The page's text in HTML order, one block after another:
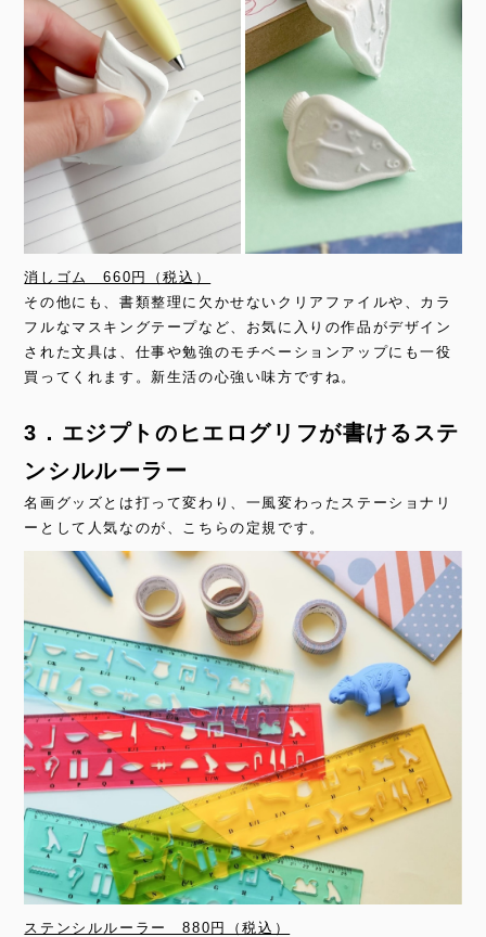
消しゴム 660円（税込）
その他にも、書類整理に欠かせないクリアファイルや、カラ
フルなマスキングテープなど、お気に入りの作品がデザイン
された文具は、仕事や勉強のモチベーションアップにも一役
買ってくれます。新生活の心強い味方ですね。
3．エジプトのヒエログリフが書けるステ
ンシルルーラー
名画グッズとは打って変わり、一風変わったステーショナリ
ーとして人気なのが、こちらの定規です。
ステンシルルーラー 880円（税込）